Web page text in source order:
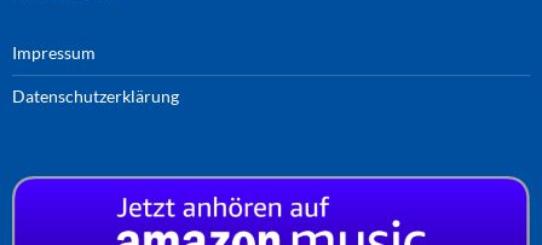
Impressum
Datenschutzerklärung